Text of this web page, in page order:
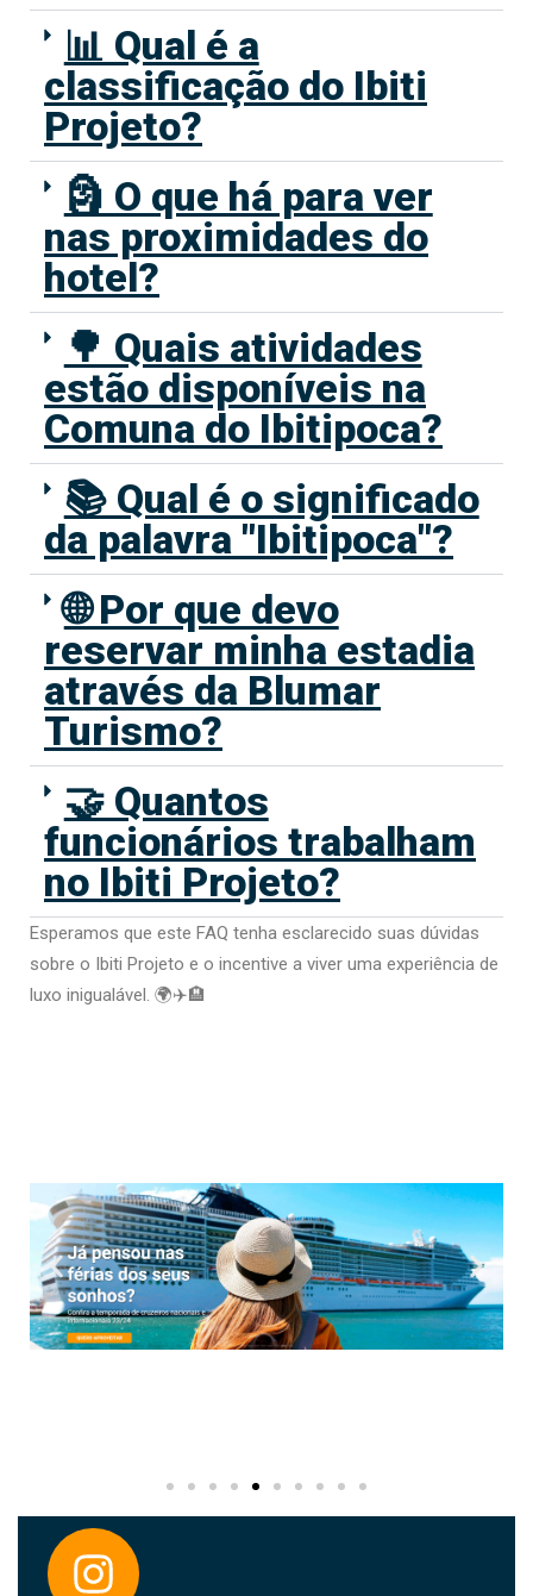
📊 Qual é a
classificação do Ibiti
Projeto?
🗿 O que há para ver
nas proximidades do
hotel?
🌳 Quais atividades
estão disponíveis na
Comuna do Ibitipoca?
📚 Qual é o significado
da palavra "Ibitipoca"?
🌐 Por que devo
reservar minha estadia
através da Blumar
Turismo?
🤝 Quantos
funcionários trabalham
no Ibiti Projeto?
Esperamos que este FAQ tenha esclarecido suas dúvidas
sobre o Ibiti Projeto e o incentive a viver uma experiência de
luxo inigualável. 🌍✈️🏨